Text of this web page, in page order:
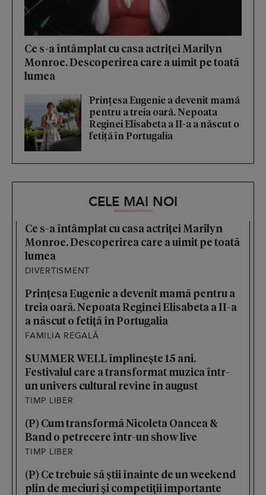
Ce s-a întâmplat cu casa actriței Marilyn
Monroe. Descoperirea care a uimit pe toată
lumea
Prințesa Eugenie a devenit mamă
pentru a treia oară. Nepoata
Reginei Elisabeta a II-a a născut o
fetiță în Portugalia
CELE MAI NOI
Ce s-a întâmplat cu casa actriței Marilyn
Monroe. Descoperirea care a uimit pe toată
lumea
DIVERTISMENT
Prințesa Eugenie a devenit mamă pentru a
treia oară. Nepoata Reginei Elisabeta a II-a
a născut o fetiță în Portugalia
FAMILIA REGALĂ
SUMMER WELL împlinește 15 ani.
Festivalul care a transformat muzica într-
un univers cultural revine în august
TIMP LIBER
(P) Cum transformă Nicoleta Oancea &
Band o petrecere într-un show live
TIMP LIBER
(P) Ce trebuie să știi înainte de un weekend
plin de meciuri și competiții importante